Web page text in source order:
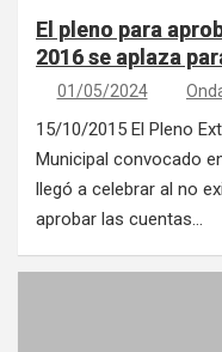
El pleno para
2016 se aplaza
01/05/2024
15/10/2015 El Pleno
Municipal convocado
llegó a celebrar al no
aprobar las cuentas…